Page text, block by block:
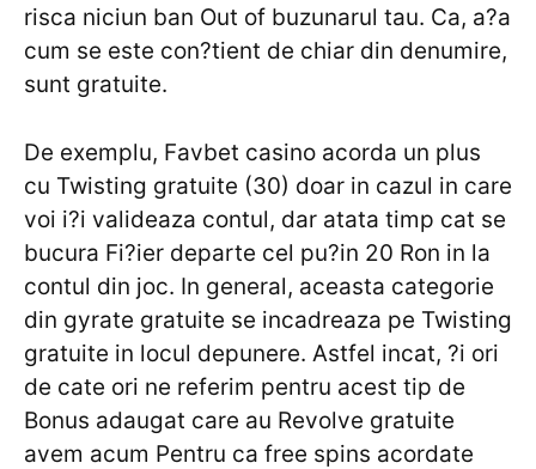
risca niciun ban Out of buzunarul tau. Ca, a?a
cum se este con?tient de chiar din denumire,
sunt gratuite.
De exemplu, Favbet casino acorda un plus
cu Twisting gratuite (30) doar in cazul in care
voi i?i valideaza contul, dar atata timp cat se
bucura Fi?ier departe cel pu?in 20 Ron in la
contul din joc. In general, aceasta categorie
din gyrate gratuite se incadreaza pe Twisting
gratuite in locul depunere. Astfel incat, ?i ori
de cate ori ne referim pentru acest tip de
Bonus adaugat care au Revolve gratuite
avem acum Pentru ca free spins acordate